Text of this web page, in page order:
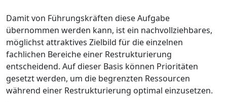
Damit von Führungskräften diese Aufgabe
übernommen werden kann, ist ein nachvollziehbares,
möglichst attraktives Zielbild für die einzelnen
fachlichen Bereiche einer Restrukturierung
entscheidend. Auf dieser Basis können Prioritäten
gesetzt werden, um die begrenzten Ressourcen
während einer Restrukturierung optimal einzusetzen.